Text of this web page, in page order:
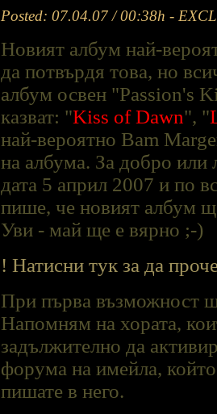
Posted: 07.04.07 / 00:38h -
Новият албум най-
да потвърдя това, но
албум освен "Passion's
казват: "Kiss of Dawn", "
най-вероятно Bam
на албума. За добро или
дата 5 април 2007 и по
пише, че новият албум
Уви - май ще е вярно ;-)
! Натисни тук за да
При първа възможност
Напомням на хората,
задължително да
форума на имейла,
пишате в него.